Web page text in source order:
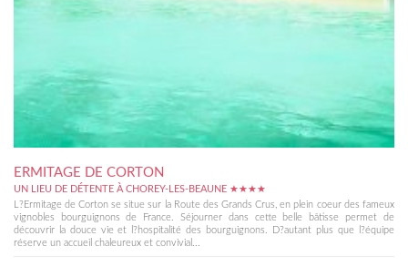
ERMITAGE DE CORTON
UN LIEU DE DÉTENTE À CHOREY-LES-BEAUNE ★★★★
L?Ermitage de Corton se situe sur la Route des Grands Crus, en plein coeur des fameux
vignobles bourguignons de France. Séjourner dans cette belle bâtisse permet de
découvrir la douce vie et l?hospitalité des bourguignons. D?autant plus que l?équipe
réserve un accueil chaleureux et convivial...